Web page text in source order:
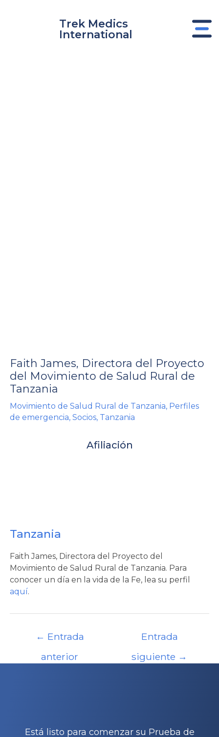
Trek Medics
International
Faith James, Directora del Proyecto
del Movimiento de Salud Rural de
Tanzania
Movimiento de Salud Rural de Tanzania, Perfiles
de emergencia, Socios, Tanzania
Afiliación
Tanzania
Faith James, Directora del Proyecto del
Movimiento de Salud Rural de Tanzania. Para
conocer un día en la vida de la Fe, lea su perfil
aquí.
entradas
← Entrada
anterior
Entrada
siguiente →
Está listo para comenzar su Prueba de